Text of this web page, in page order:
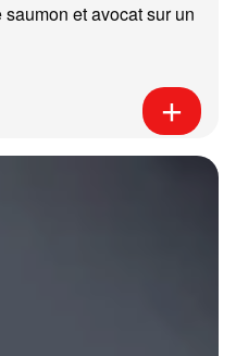
et avocat sur un